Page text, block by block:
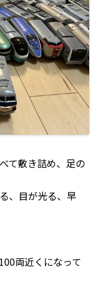
て敷き詰め、足の
、目が光る、早
両近くになって